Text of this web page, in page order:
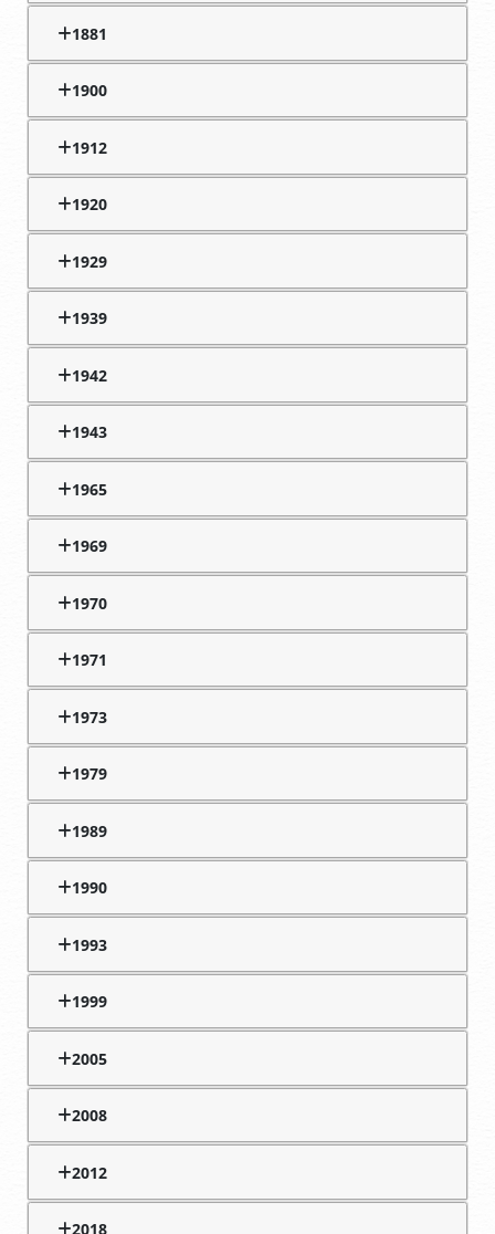
1881
1900
1912
1920
1929
1939
1942
1943
1965
1969
1970
1971
1973
1979
1989
1990
1993
1999
2005
2008
2012
2018